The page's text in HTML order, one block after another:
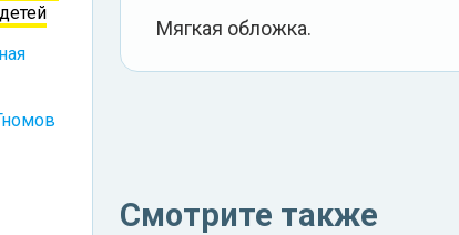
Мягкая обложка.
Смотрите также